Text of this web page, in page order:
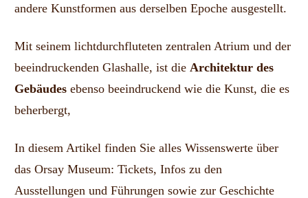
andere Kunstformen aus derselben Epoche ausgestellt.
Mit seinem lichtdurchfluteten zentralen Atrium und der
beeindruckenden Glashalle, ist die Architektur des
Gebäudes ebenso beeindruckend wie die Kunst, die es
beherbergt,
In diesem Artikel finden Sie alles Wissenswerte über
das Orsay Museum: Tickets, Infos zu den
Ausstellungen und Führungen sowie zur Geschichte